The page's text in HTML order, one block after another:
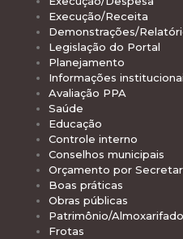
Execução/Receita
Demonstrações/
Legislação do Portal
Planejamento
Informações
Avaliação PPA
Saúde
Educação
Controle interno
Conselhos municipais
Orçamento por
Boas práticas
Obras públicas
Patrimônio/Almoxarifado
Frotas